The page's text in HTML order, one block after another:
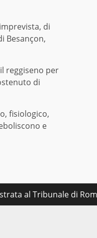
di
Besançon,
reggiseno per
di
fisiologico,
e
al Tribunale di